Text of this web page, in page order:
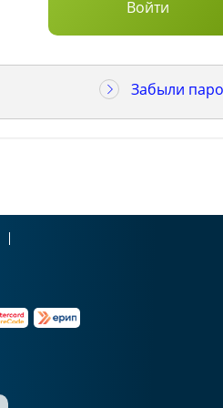
Забыли